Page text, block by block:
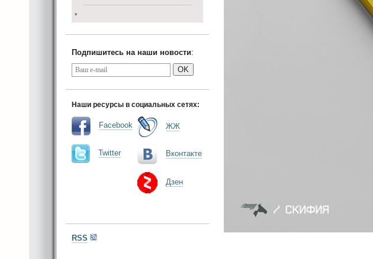
*
Подпишитесь на наши новости:
OK
Наши ресурсы в социальных сетях:
Facebook
Twitter
ЖЖ
Вконтакте
Дзен
RSS